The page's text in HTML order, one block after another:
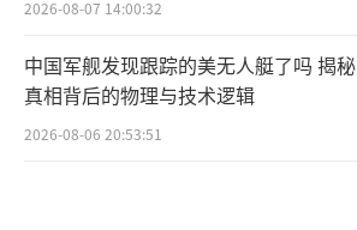
2026-08-07 14:00:32
中国军舰发现跟踪的美无人艇了吗 揭秘
真相背后的物理与技术逻辑
2026-08-06 20:53:51